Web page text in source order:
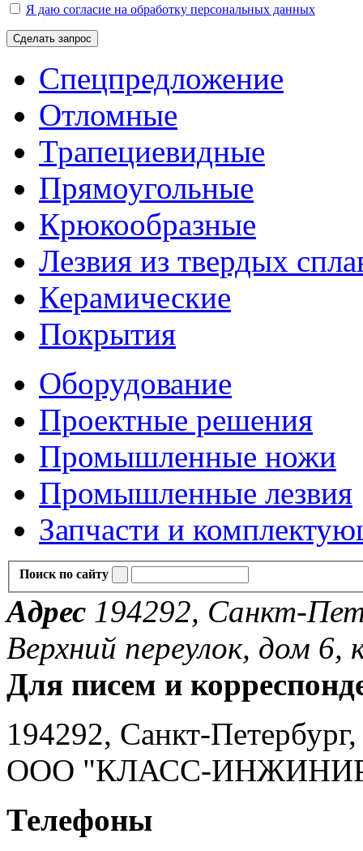
Я даю согласие на обработку персональных данных
Сделать запрос
Спецпредложение
Отломные
Трапециевидные
Прямоугольные
Крюкообразные
Лезвия из твердых
Керамические
Покрытия
Оборудование
Проектные решения
Промышленные ножи
Промышленные лезвия
Запчасти и
Поиск по сайту
Адрес 194292, Санкт-
Верхний переулок, дом
Для писем и
194292, Санкт-
ООО "КЛАСС-
Телефоны